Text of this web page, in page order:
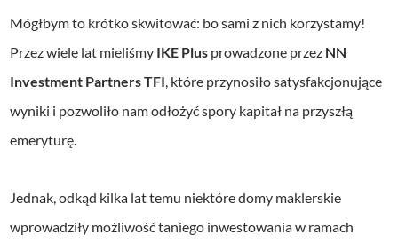
Mógłbym to krótko skwitować: bo sami z nich korzystamy!
Przez wiele lat mieliśmy IKE Plus prowadzone przez NN
Investment PartnersTFI, które przynosiło satysfakcjonujące
wyniki i pozwoliło nam odłożyć spory kapitał na przyszłą
emeryturę.
Jednak, odkąd kilka lat temu niektóre domy maklerskie
wprowadziły możliwość taniego inwestowania w ramach